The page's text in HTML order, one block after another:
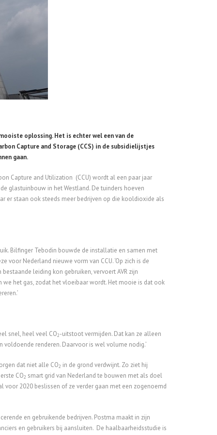
oplossing. Het is echter wel een van de
Capture and Storage (CCS) in de subsidielijstjes
gaan.
Capture and Utilization (CCU) wordt al een paar jaar
glastuinbouw in het Westland. De tuinders hoeven
er staan ook steeds meer bedrijven op die kooldioxide als
Bilfinger Tebodin bouwde de installatie en samen met
voor Nederland nieuwe vorm van CCU. ‘Op zich is de
leiding kon gebruiken, vervoert AVR zijn
het gas, zodat het vloeibaar wordt. Het mooie is dat ook
snel, heel veel CO2-uitstoot vermijden. Dat kan ze alleen
renderen. Daarvoor is wel volume nodig.’
dat niet alle CO2 in de grond verdwijnt. Zo ziet hij
CO2 smart grid van Nederland te bouwen met als doel
2020 beslissen of ze verder gaan met een zogenoemd
en gebruikende bedrijven. Postma maakt in zijn
en gebruikers bij aansluiten. De haalbaarheidsstudie is